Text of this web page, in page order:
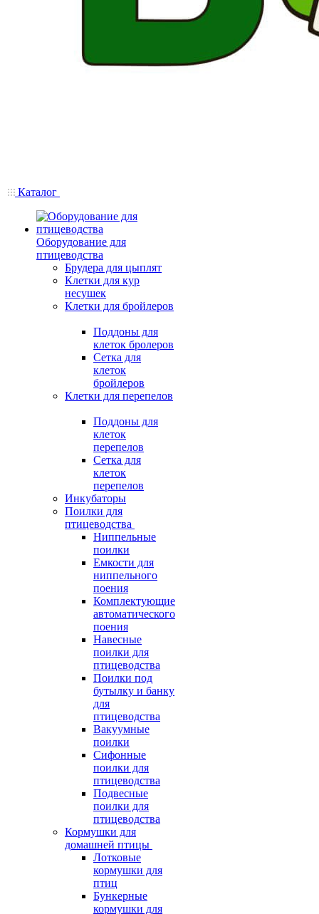
Каталог
Оборудование для
птицеводства
Брудера для цыплят
Клетки для кур
несушек
Клетки для бройлеров
Поддоны для
клеток бролеров
Сетка для
клеток
бройлеров
Клетки для перепелов
Поддоны для
клеток
перепелов
Сетка для
клеток
перепелов
Инкубаторы
Поилки для
птицеводства
Ниппельные
поилки
Емкости для
ниппельного
поения
Комплектующие
автоматического
поения
Навесные
поилки для
птицеводства
Поилки под
бутылку и банку
для
птицеводства
Вакуумные
поилки
Сифонные
поилки для
птицеводства
Подвесные
поилки для
птицеводства
Кормушки для
домашней птицы
Лотковые
кормушки для
птиц
Бункерные
кормушки для